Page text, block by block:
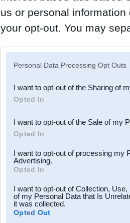
us or personal
your opt-out. You may
Downstream Participants
third parties.
Personal Data Processing Opt Outs
I want to opt-out of the Sharing of
Opted In
I want to opt-out of the Sale of my
Opted In
I want to opt-out of processing my
Advertising.
Opted In
I want to opt-out of Collection,
of my Personal Data that Is
it was collected.
Opted Out